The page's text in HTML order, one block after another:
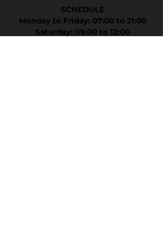
SCHEDULE
Monday to Friday: 07:00 to 21:00
Saturday: 09:00 to 12:00